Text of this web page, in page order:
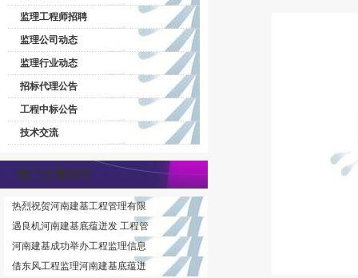
监理工程师招聘
监理公司动态
监理行业动态
招标代理公告
工程中标公告
技术交流
热门文章排行
热烈祝贺河南建基工程管理有限
遇良机河南建基底蕴迸发 工程管
河南建基成功举办工程监理信息
借东风工程监理河南建基底蕴迸